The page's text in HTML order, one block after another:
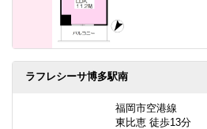
ラフレシーサ博多駅南
福岡市空港線
東比恵 徒歩13分